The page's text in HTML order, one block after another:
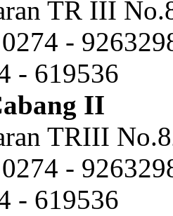
TR III
-
- 619536
II
TRIII
-
- 619536